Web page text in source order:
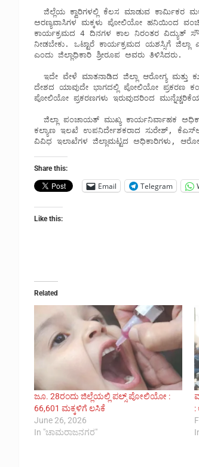
ಅರಣ್ಯವಾಸಿಗಳ ಮಕ್ಕಳು ಪೋಲಿಯೋ ಹನಿಯಿಂದ
ಕಾರ್ಯಕ್ರಮದ 4 ದಿನಗಳ ಕಾಲ ನಿರಂತರ ವಿದ್ಯುತ್
ನೀಡಬೇಕು. ಒಟ್ಟಾರೆ ಕಾರ್ಯಕ್ರಮದ ಯಶಸ್ಸಿಗೆ ಜಿಲ್ಲಾ
ಎಂದು ಜಿಲ್ಲಾಧಿಕಾರಿ ಶ್ರೀರೂಪ ಅವರು ತಿಳಿಸಿದರು.
ದೇಶದ ಯಾವುದೇ ಭಾಗದಲ್ಲಿ ಪೋಲಿಯೋ ಪ್ರಕರಣ
ಪೋಲಿಯೋ ಪ್ರಕರಣಗಳು ಇರುವುದರಿಂದ
ಕಲ್ಯಾಣ ಇಲಖೆ ಉಪನಿರ್ದೇಶಕರಾದ ಸುರೇಶ್,
ವಿವಿಧ ಇಲಾಖೆಗಳ ಜಿಲ್ಲಾಮಟ್ಟದ ಅಧಿಕಾರಿಗಳು,
Share this:
Email Telegram
Like this:
Related
ಜೂ. 28ರಂದು ಜಿಲ್ಲೆಯಲ್ಲಿ ಪಲ್ಸ್ ಪೋಲಿಯೋ :
66,601 ಮಕ್ಕಳಿಗೆ ಲಸಿಕೆ
June 26, 2026
In "ಚಾಮರಾಜನಗರ"
: